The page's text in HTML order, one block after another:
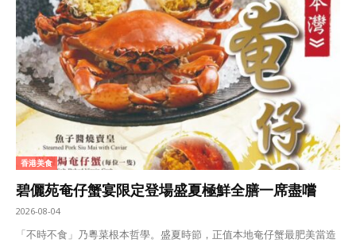
香港美食
碧儷苑奄仔蟹宴限定登場盛夏極鮮全膳一席盡嚐
2026-08-04
「不時不食」乃粵菜根本哲學。盛夏時節，正值本地奄仔蟹最肥美當造